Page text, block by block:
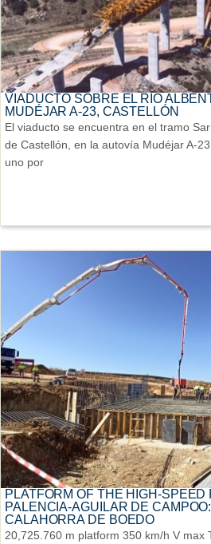
VIADUCTO SOBRE EL RÍO
MUDÉJAR A-23, CASTELLÓN
El viaducto se encuentra en el tramo
de Castellón, en la autovía Mudéjar A-
uno por
PLATFORM OF THE HIGH-SPEED
PALENCIA-AGUILAR DE
CALAHORRA DE BOEDO
20,725.760 m platform 350 km/h V max